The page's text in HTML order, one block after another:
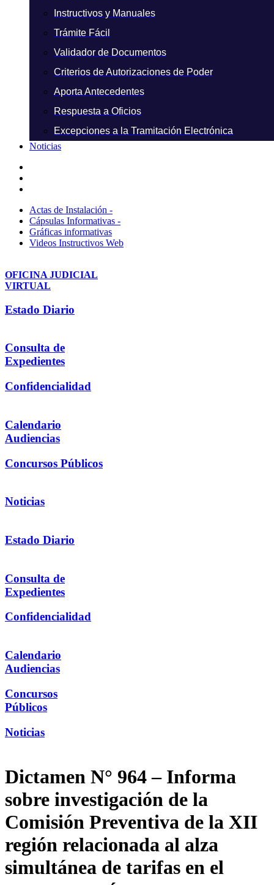
Instructivos y Manuales
Trámite Fácil
Validador de Documentos
Criterios de Autorizaciones de Poder
Aporta Antecedentes
Respuesta a Oficios
Excepciones a la Tramitación Electrónica
Noticias
Actas de Instalación -
Cápsulas Informativas -
Gráficas informativas
Videos Instructivos Web
OFICINA JUDICIAL
VIRTUAL
Estado Diario
Consulta de
Expedientes
Confidencialidad
Calendario
Audiencias
Concursos Públicos
Noticias
Estado Diario
Consulta de
Expedientes
Confidencialidad
Calendario
Audiencias
Concursos
Públicos
Noticias
Dictamen N° 964 – Informa
sobre investigación de la
Comisión Preventiva de la XII
región relacionada al alza
simultánea de tarifas en el